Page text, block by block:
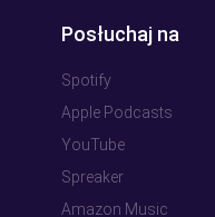
Posłuchaj na
Spotify
Apple Podcasts
YouTube
Spreaker
Amazon Music